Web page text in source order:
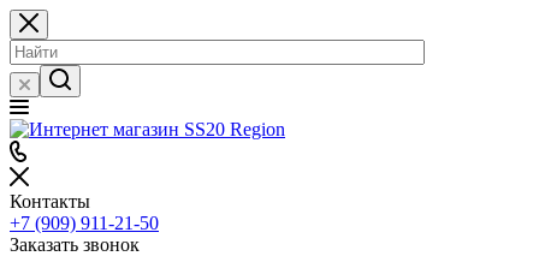
Контакты
+7 (909) 911-21-50
Заказать звонок